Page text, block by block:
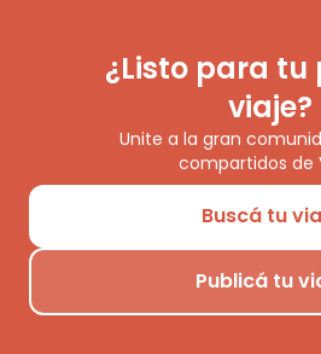
¿Listo para tu
viaje?
Unite a la gran
compartidos de
Buscá tu
Publicá tu